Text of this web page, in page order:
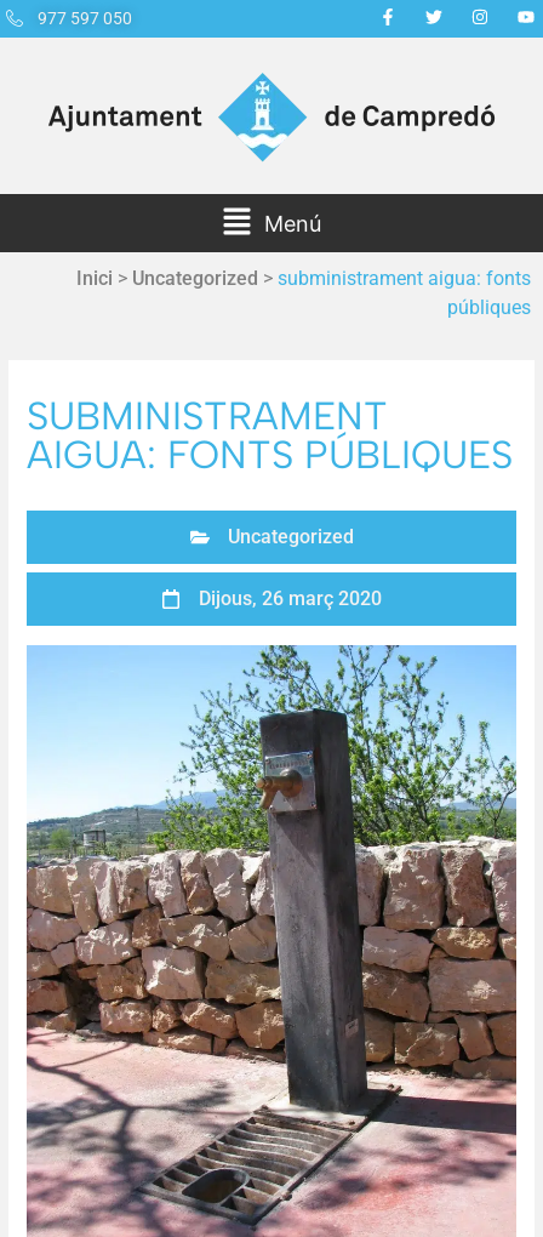
977 597 050
Menú
Inici > Uncategorized > subministrament aigua: fonts
públiques
SUBMINISTRAMENT
AIGUA: FONTS PÚBLIQUES
Uncategorized
Dijous, 26 març 2020